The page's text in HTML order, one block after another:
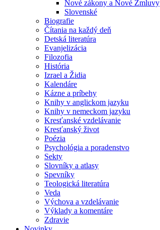
Nové zákony a Nové Zmluvy
Slovenské
Biografie
Čítania na každý deň
Detská literatúra
Evanjelizácia
Filozofia
História
Izrael a Židia
Kalendáre
Kázne a príbehy
Knihy v anglickom jazyku
Knihy v nemeckom jazyku
Kresťanské vzdelávanie
Kresťanský život
Poézia
Psychológia a poradenstvo
Sekty
Slovníky a atlasy
Spevníky
Teologická literatúra
Veda
Výchova a vzdelávanie
Výklady a komentáre
Zdravie